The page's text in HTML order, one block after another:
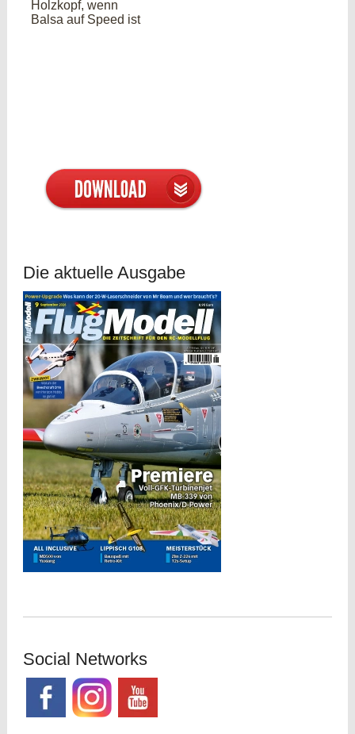
Holzkopf, wenn
Balsa auf Speed ist
Die aktuelle Ausgabe
Social Networks